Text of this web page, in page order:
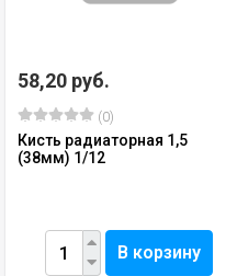
58,20 руб.
(0)
Кисть радиаторная 1,5
(38мм) 1/12
В корзину